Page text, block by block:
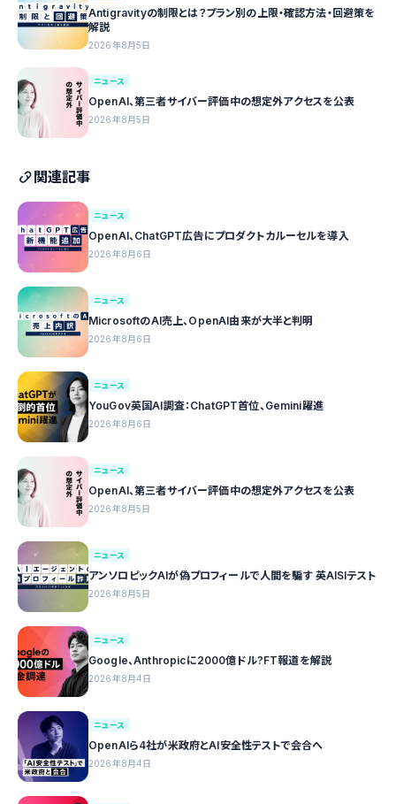
Antigravityの制限とは？プラン別の上限・確認方法・回避策を
解説
2026年8月5日
ニュース
OpenAI、第三者サイバー評価中の想定外アクセスを公表
2026年8月5日
関連記事
ニュース
OpenAI、ChatGPT広告にプロダクトカルーセルを導入
2026年8月6日
ニュース
MicrosoftのAI売上、OpenAI由来が大半と判明
2026年8月6日
ニュース
YouGov英国AI調査：ChatGPT首位、Gemini躍進
2026年8月6日
ニュース
OpenAI、第三者サイバー評価中の想定外アクセスを公表
2026年8月5日
ニュース
アンソロピックAIが偽プロフィールで人間を騙す 英AISIテスト
2026年8月5日
ニュース
Google、Anthropicに2000億ドル?FT報道を解説
2026年8月4日
ニュース
OpenAIら4社が米政府とAI安全性テストで会合へ
2026年8月4日